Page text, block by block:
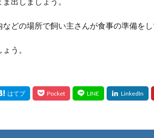
どの場所で飼い主さんが食事の準備を
う。